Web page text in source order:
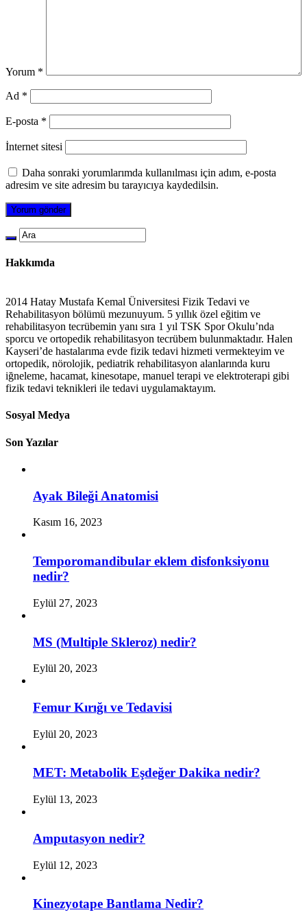
Yorum *
Ad *
E-posta *
İnternet sitesi
Daha sonraki yorumlarımda kullanılması için adım, e-posta
adresim ve site adresim bu tarayıcıya kaydedilsin.
Hakkımda
2014 Hatay Mustafa Kemal Üniversitesi Fizik Tedavi ve
Rehabilitasyon bölümü mezunuyum. 5 yıllık özel eğitim ve
rehabilitasyon tecrübemin yanı sıra 1 yıl TSK Spor Okulu’nda
sporcu ve ortopedik rehabilitasyon tecrübem bulunmaktadır. Halen
Kayseri’de hastalarıma evde fizik tedavi hizmeti vermekteyim ve
ortopedik, nörolojik, pediatrik rehabilitasyon alanlarında kuru
iğneleme, hacamat, kinesotape, manuel terapi ve elektroterapi gibi
fizik tedavi teknikleri ile tedavi uygulamaktayım.
Sosyal Medya
Son Yazılar
Ayak Bileği Anatomisi
Kasım 16, 2023
Temporomandibular eklem disfonksiyonu
nedir?
Eylül 27, 2023
MS (Multiple Skleroz) nedir?
Eylül 20, 2023
Femur Kırığı ve Tedavisi
Eylül 20, 2023
MET: Metabolik Eşdeğer Dakika nedir?
Eylül 13, 2023
Amputasyon nedir?
Eylül 12, 2023
Kinezyotape Bantlama Nedir?